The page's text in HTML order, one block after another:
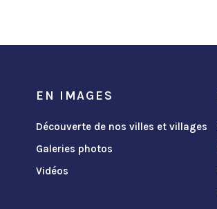
EN IMAGES
Découverte de nos villes et villages
Galeries photos
Vidéos